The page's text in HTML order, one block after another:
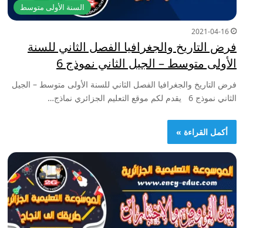
السنة الأولى متوسط
2021-04-16
فرض التاريخ والجغرافيا الفصل الثاني للسنة
الأولى متوسط – الجيل الثاني نموذج 6
فرض التاريخ والجغرافيا الفصل الثاني للسنة الأولى متوسط – الجيل
الثاني نموذج 6 يقدم لكم موقع التعليم الجزائري نماذج…
أكمل القراءة »